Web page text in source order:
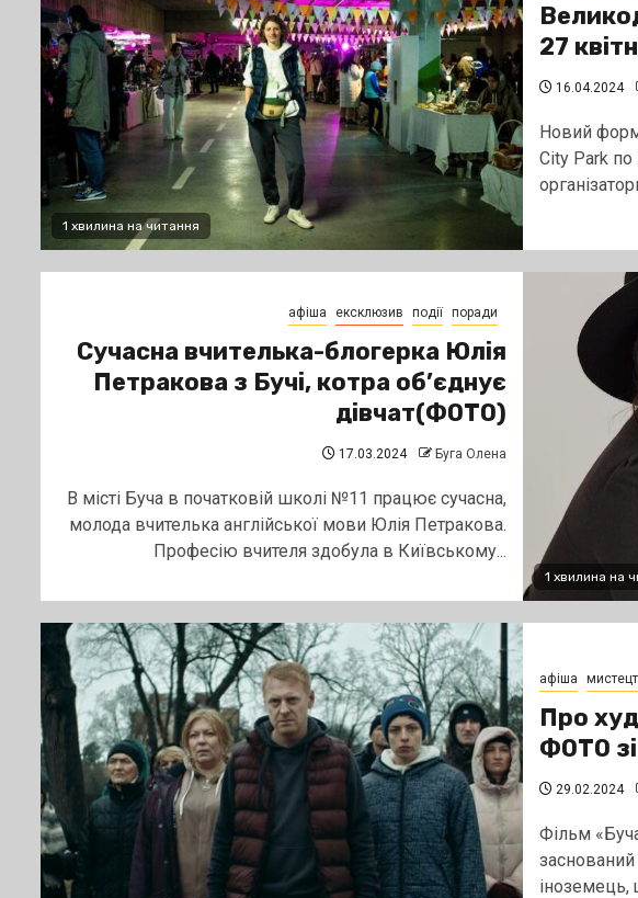
1 хвилина на читання
27
16.04.2024
Новий
City Park по
1 хвилина на
афіша ексклюзив події поради
Сучасна вчителька-блогерка Юлія
Петракова з Бучі, котра об’єднує
дівчат(ФОТО)
17.03.2024 Буга Олена
В місті Буча в початковій школі №11 працює сучасна,
молода вчителька англійської мови Юлія Петракова.
Професію вчителя здобула в Київському...
афіша
Про
ФОТО
29.02.2024
Фільм
іноземець,